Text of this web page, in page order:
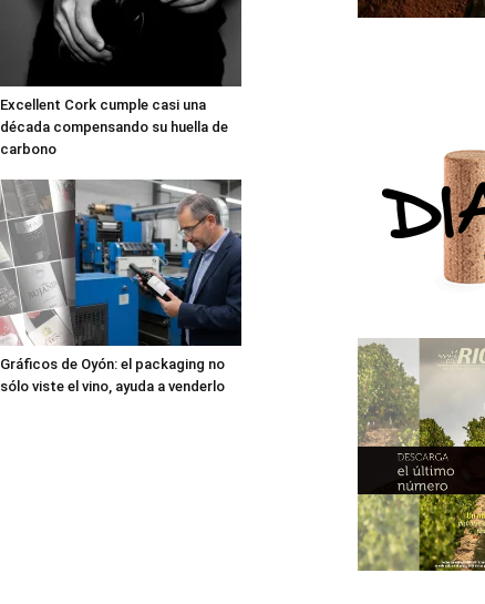
Excellent Cork cumple casi una
década compensando su huella de
carbono
Gráficos de Oyón: el packaging no
sólo viste el vino, ayuda a venderlo